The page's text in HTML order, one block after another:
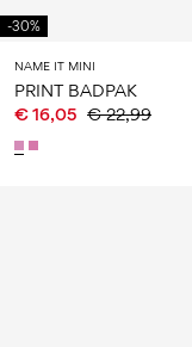
-30%
NAME IT MINI
PRINT BADPAK
€ 16,05 € 22,99